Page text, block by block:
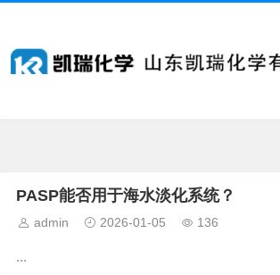
PASP能否用于海水淡化系统？
admin 2026-01-05 136
...